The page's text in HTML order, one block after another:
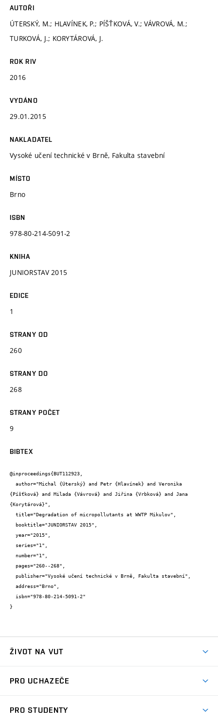
AUTOŘI
ÚTERSKÝ, M.; HLAVÍNEK, P.; PÍŠŤKOVÁ, V.; VÁVROVÁ, M.;
TURKOVÁ, J.; KORYTÁROVÁ, J.
ROK RIV
2016
VYDÁNO
29.01.2015
NAKLADATEL
Vysoké učení technické v Brně, Fakulta stavební
MÍSTO
Brno
ISBN
978-80-214-5091-2
KNIHA
JUNIORSTAV 2015
EDICE
1
STRANY OD
260
STRANY DO
268
STRANY POČET
9
BIBTEX
@inproceedings{BUT112923,
{Píšťková} and Milada {Vávrová} and Jiřina {Vrbková} and Jana
{Korytárová}",
}
ŽIVOT NA VUT
Koleje
PRO UCHAZEČE
PRO STUDENTY